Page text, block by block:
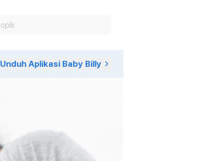
Unduh Aplikasi Baby Billy